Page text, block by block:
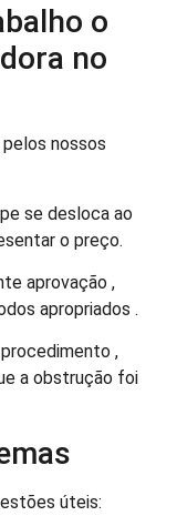
o
no
nossos
se desloca ao
o preço.
aprovação ,
apropriados .
,
a obstrução foi
úteis: